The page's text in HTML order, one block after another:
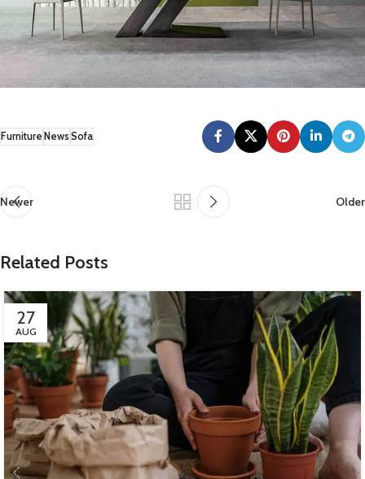
Furniture News Sofa
Newer Older
Related Posts
27
AUG